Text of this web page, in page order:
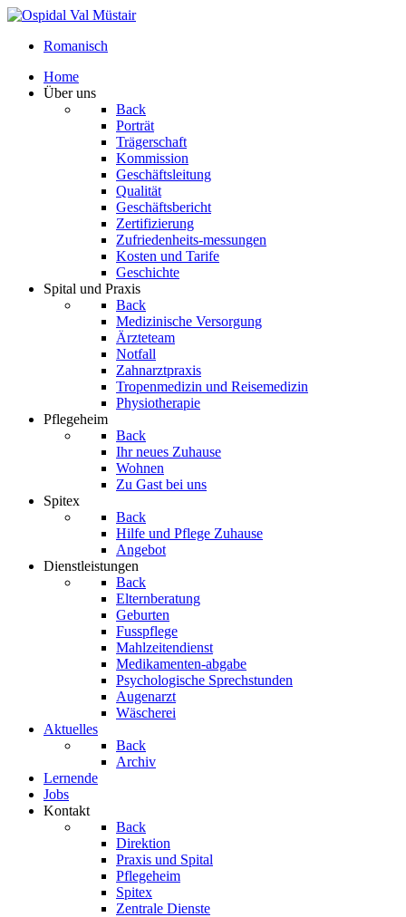
Romanisch
Home
Über uns
Back
Porträt
Trägerschaft
Kommission
Geschäftsleitung
Qualität
Geschäftsbericht
Zertifizierung
Zufriedenheits-messungen
Kosten und Tarife
Geschichte
Spital und Praxis
Back
Medizinische Versorgung
Ärzteteam
Notfall
Zahnarztpraxis
Tropenmedizin und Reisemedizin
Physiotherapie
Pflegeheim
Back
Ihr neues Zuhause
Wohnen
Zu Gast bei uns
Spitex
Back
Hilfe und Pflege Zuhause
Angebot
Dienstleistungen
Back
Elternberatung
Geburten
Fusspflege
Mahlzeitendienst
Medikamenten-abgabe
Psychologische Sprechstunden
Augenarzt
Wäscherei
Aktuelles
Back
Archiv
Lernende
Jobs
Kontakt
Back
Direktion
Praxis und Spital
Pflegeheim
Spitex
Zentrale Dienste